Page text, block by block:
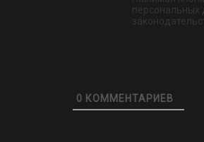
персональных
0 КОММЕНТАРИЕВ